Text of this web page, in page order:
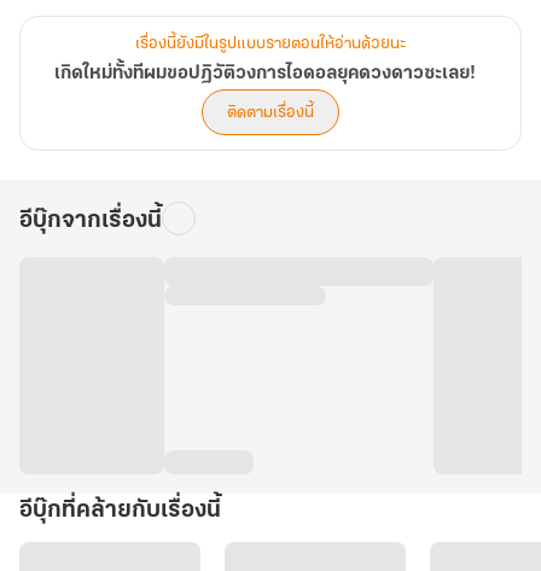
2
ยุค
ดวงดาว
ซะ
เลย!
เรื่องนี้ยังมีในรูปแบบรายตอนให้อ่านด้วยนะ
เกิดใหม่ทั้งทีผมขอปฏิวัติวงการไอดอลยุคดวงดาวซะเลย!
ติดตามเรื่องนี้
อีบุ๊กจากเรื่องนี้
อีบุ๊กที่คล้ายกับเรื่องนี้